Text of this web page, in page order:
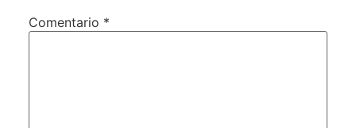
Comentario *